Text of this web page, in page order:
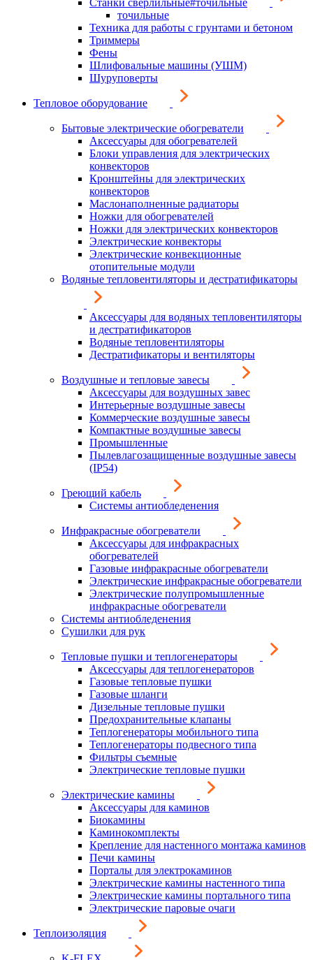
Станки сверлильные#точильные
точильные
Техника для работы с грунтами и бетоном
Триммеры
Фены
Шлифовальные машины (УШМ)
Шуруповерты
Тепловое оборудование
Бытовые электрические обогреватели
Аксессуары для обогревателей
Блоки управления для электрических
конвекторов
Кронштейны для электрических
конвекторов
Маслонаполненные радиаторы
Ножки для обогревателей
Ножки для электрических конвекторов
Электрические конвекторы
Электрические конвекционные
отопительные модули
Водяные тепловентиляторы и дестратификаторы
Аксессуары для водяных тепловентиляторы
и дестратификаторов
Водяные тепловентиляторы
Дестратификаторы и вентиляторы
Воздушные и тепловые завесы
Аксессуары для воздушных завес
Интерьерные воздушные завесы
Коммерческие воздушные завесы
Компактные воздушные завесы
Промышленные
Пылевлагозащищенные воздушные завесы
(IP54)
Греющий кабель
Системы антиобледенения
Инфракрасные обогреватели
Аксессуары для инфракрасных
обогревателей
Газовые инфракрасные обогреватели
Электрические инфракрасные обогреватели
Электрические полупромышленные
инфракрасные обогреватели
Системы антиобледенения
Сушилки для рук
Тепловые пушки и теплогенераторы
Аксессуары для теплогенераторов
Газовые тепловые пушки
Газовые шланги
Дизельные тепловые пушки
Предохранительные клапаны
Теплогенераторы мобильного типа
Теплогенераторы подвесного типа
Фильтры съемные
Электрические тепловые пушки
Электрические камины
Аксессуары для каминов
Биокамины
Каминокомплекты
Крепление для настенного монтажа каминов
Печи камины
Порталы для электрокаминов
Электрические камины настенного типа
Электрические камины портального типа
Электрические паровые очаги
Теплоизоляция